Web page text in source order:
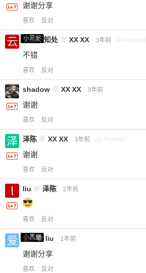
谢谢分享
喜欢 反对
小黑屋
云深不知处 @ XX XX 3年前 via Android
不错
喜欢 反对
shadow @ XX XX 3年前
谢谢
喜欢 反对
泽陈 @ XX XX 3年前 via Android
谢谢
喜欢 反对
liu @ 泽陈 2年前
喜欢 反对
小黑屋
爱X @ liu 1年前
谢谢分享
喜欢 反对